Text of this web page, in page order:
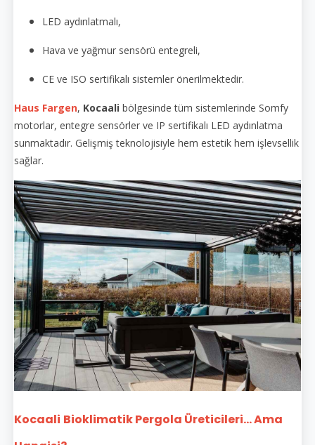
LED aydınlatmalı,
Hava ve yağmur sensörü entegreli,
CE ve ISO sertifikalı sistemler önerilmektedir.
Haus Fargen, Kocaali bölgesinde tüm sistemlerinde Somfy
motorlar, entegre sensörler ve IP sertifikalı LED aydınlatma
sunmaktadır. Gelişmiş teknolojisiyle hem estetik hem işlevsellik
sağlar.
Kocaali Bioklimatik Pergola Üreticileri... Ama